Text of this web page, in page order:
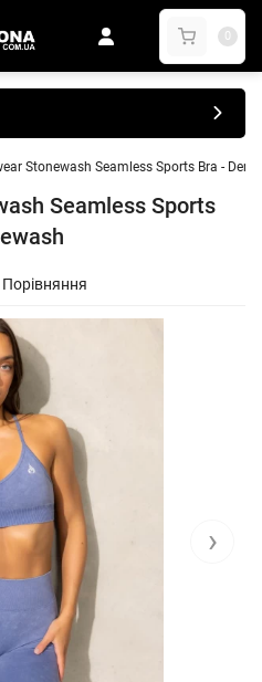
0
Stonewash Seamless Sports Bra -
Seamless Sports
Порівняння
›